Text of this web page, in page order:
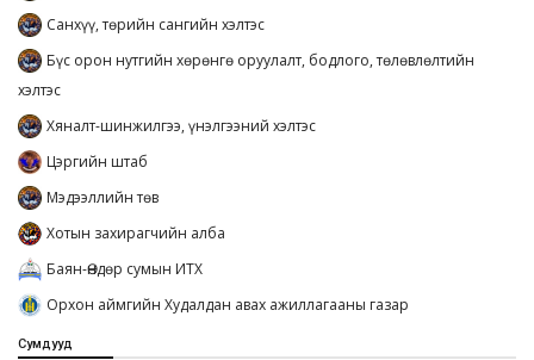
Санхүү, төрийн сангийн хэлтэс
Бүс орон нутгийн хөрөнгө оруулалт, бодлого, төлөвлөлтийн
хэлтэс
Хяналт-шинжилгээ, үнэлгээний хэлтэс
Цэргийн штаб
Мэдээллийн төв
Хотын захирагчийн алба
Баян-Өндөр сумын ИТХ
Орхон аймгийн Худалдан авах ажиллагааны газар
Сумдууд